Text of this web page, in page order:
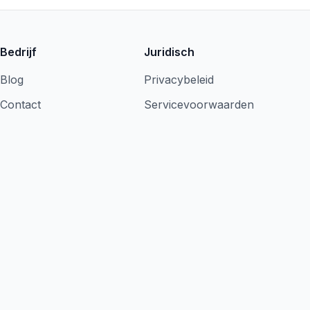
Bedrijf
Blog
Contact
Juridisch
Privacybeleid
Servicevoorwaarden